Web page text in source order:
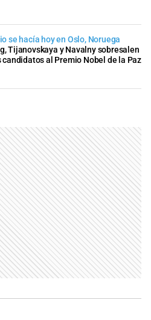
se hacía hoy en Oslo, Noruega
Tijanovskaya y Navalny sobresalen
candidatos al Premio Nobel de la Paz